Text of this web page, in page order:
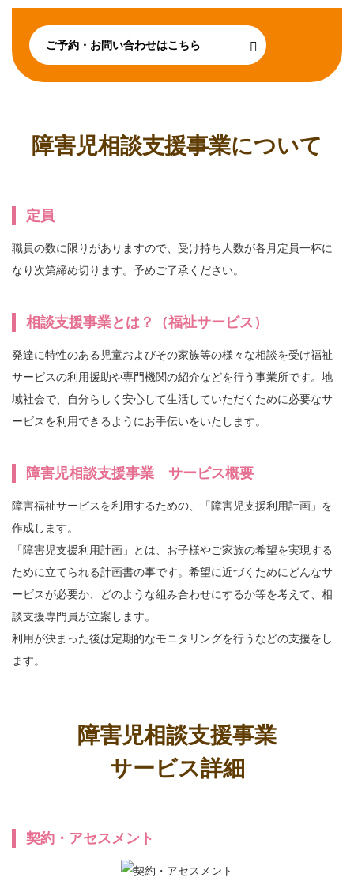
ご予約・お問い合わせはこちら
障害児相談支援事業について
定員
職員の数に限りがありますので、受け持ち人数が各月定員一杯に
なり次第締め切ります。予めご了承ください。
相談支援事業とは？（福祉サービス）
発達に特性のある児童およびその家族等の様々な相談を受け福祉
サービスの利用援助や専門機関の紹介などを行う事業所です。地
域社会で、自分らしく安心して生活していただくために必要なサ
ービスを利用できるようにお手伝いをいたします。
障害児相談支援事業 サービス概要
障害福祉サービスを利用するための、「障害児支援利用計画」を
作成します。
「障害児支援利用計画」とは、お子様やご家族の希望を実現する
ために立てられる計画書の事です。希望に近づくためにどんなサ
ービスが必要か、どのような組み合わせにするか等を考えて、相
談支援専門員が立案します。
利用が決まった後は定期的なモニタリングを行うなどの支援をし
ます。
障害児相談支援事業
サービス詳細
契約・アセスメント